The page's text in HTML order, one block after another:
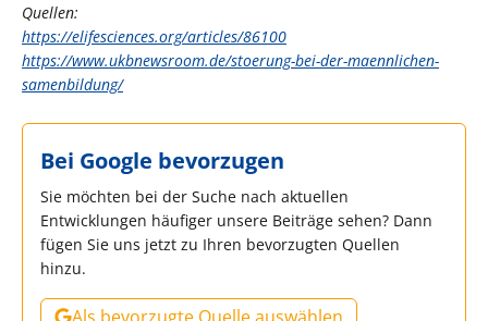
Quellen:
https://elifesciences.org/articles/86100
https://www.ukbnewsroom.de/stoerung-bei-der-maennlichen-
samenbildung/
Bei Google bevorzugen
Sie möchten bei der Suche nach aktuellen
Entwicklungen häufiger unsere Beiträge sehen? Dann
fügen Sie uns jetzt zu Ihren bevorzugten Quellen
hinzu.
Als bevorzugte Quelle auswählen